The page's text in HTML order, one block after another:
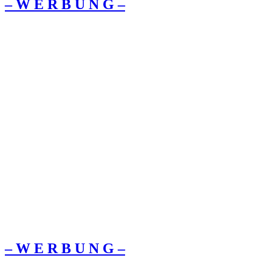
– W Ε R Β U Ν G –
– W Ε R Β U Ν G –